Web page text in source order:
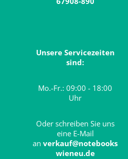
Unsere Servicezeiten
sind:
Mo.-Fr.: 09:00 - 18:00
Uhr
Oder schreiben Sie uns
eine E-Mail
an verkauf@notebooks
wieneu.de